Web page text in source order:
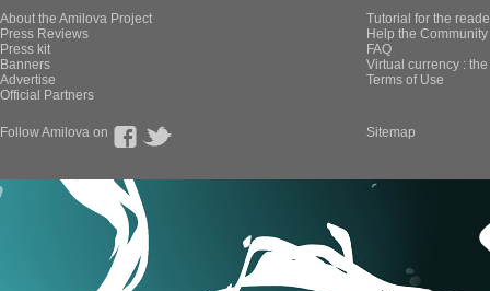
About the Amilova Project
Press Reviews
Press kit
Banners
Advertise
Official Partners
Tutorial for the
Help the
FAQ
Virtual currency :
Terms of Use
Follow Amilova on Sitemap